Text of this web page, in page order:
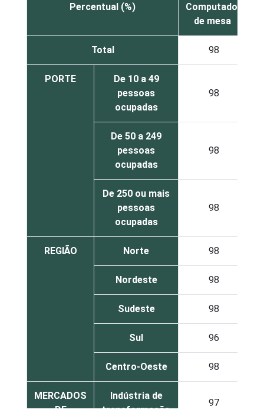
Percentual (%)
Computador
de mesa
Total 98
PORTE
De 10 a 49
pessoas
ocupadas
98
De 50 a 249
pessoas
ocupadas
98
De 250 ou mais
pessoas
ocupadas
98
REGIÃO Norte 98
Nordeste 98
Sudeste 98
Sul 96
Centro-Oeste 98
MERCADOS
DE
Indústria de
transformação
97